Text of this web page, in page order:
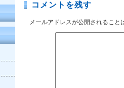
コメントを残す
メールアドレスが公開されること